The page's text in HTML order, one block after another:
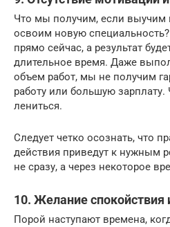
Что мы получим, если выучим
освоим новую специальность?
прямо сейчас, а результат
длительное время. Даже
объем работ, мы не получим
работу или большую зарплату.
лениться.
Следует четко осознать, что
действия приведут к нужным
не сразу, а через некоторое
10. Желание спокойствия
Порой наступают времена,